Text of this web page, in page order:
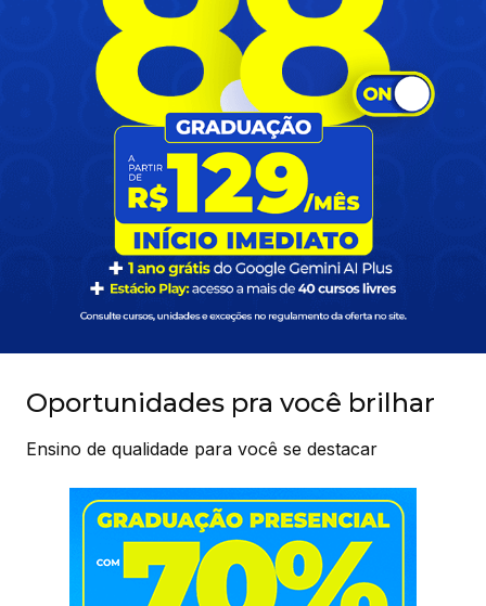
Oportunidades pra você brilhar
Ensino de qualidade para você se destacar